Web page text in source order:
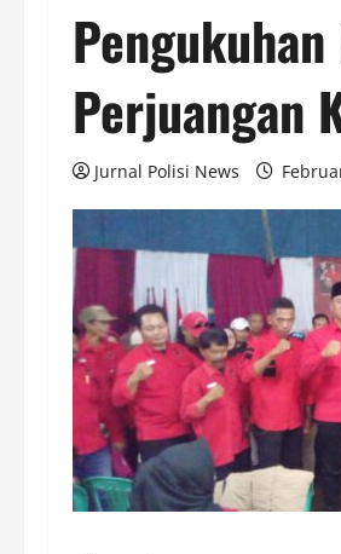
Perjuangan
Jurnal Polisi News